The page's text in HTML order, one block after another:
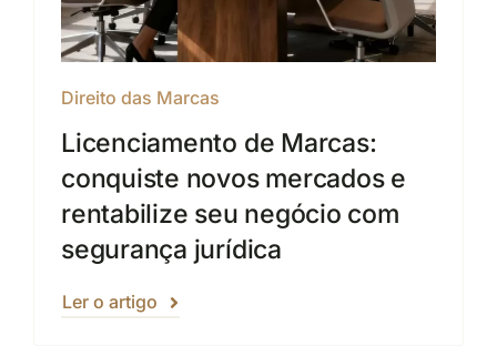
Direito das Marcas
Licenciamento de Marcas:
conquiste novos mercados e
rentabilize seu negócio com
segurança jurídica
Ler o artigo